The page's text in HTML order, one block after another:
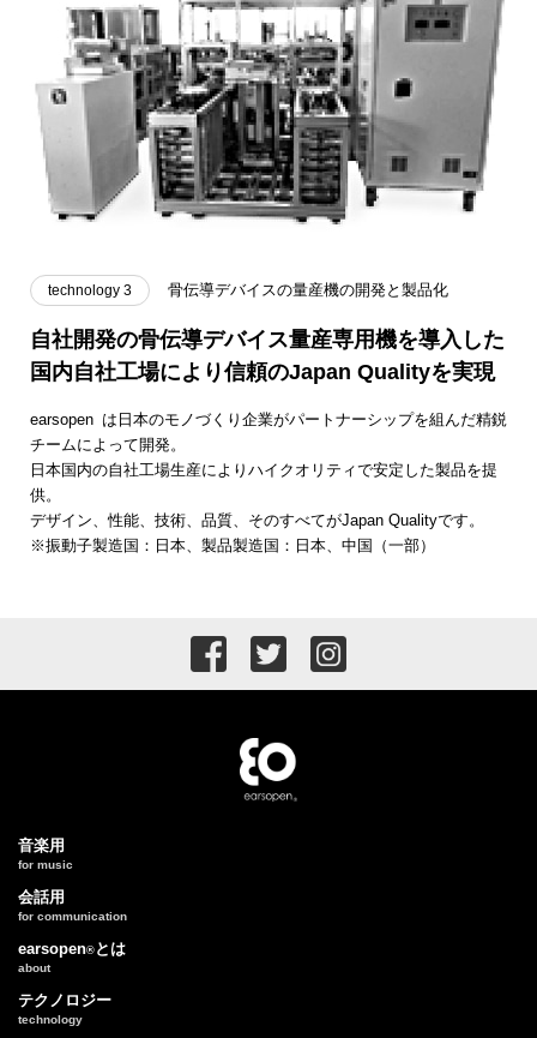
technology 3 骨伝導デバイスの量産機の開発と製品化
自社開発の骨伝導デバイス量産専用機を導入した
国内自社工場により信頼のJapan Qualityを実現
earsopen は日本のモノづくり企業がパートナーシップを組んだ精鋭
チームによって開発。
日本国内の自社工場生産によりハイクオリティで安定した製品を提
供。
デザイン、性能、技術、品質、そのすべてがJapan Qualityです。
※振動子製造国：日本、製品製造国：日本、中国（一部）
音楽用
for music︎
会話用
for communication
earsopen® とは
about
テクノロジー
technology